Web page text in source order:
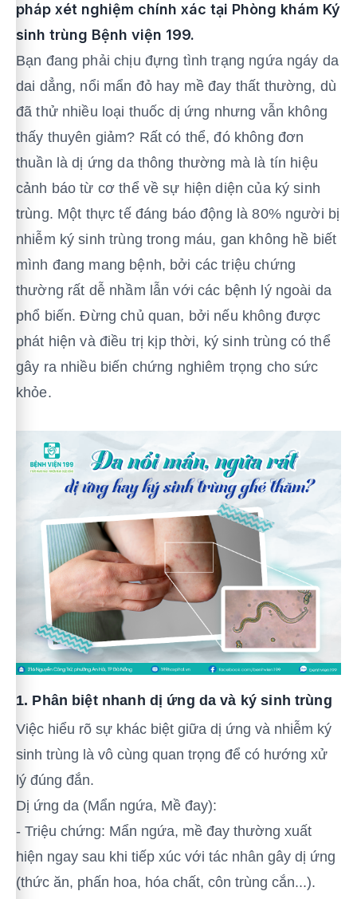
pháp xét nghiệm chính xác tại Phòng khám Ký
sinh trùng Bệnh viện 199.
Bạn đang phải chịu đựng tình trạng ngứa ngáy da
dai dẳng, nổi mẩn đỏ hay mề đay thất thường, dù
đã thử nhiều loại thuốc dị ứng nhưng vẫn không
thấy thuyên giảm? Rất có thể, đó không đơn
thuần là dị ứng da thông thường mà là tín hiệu
cảnh báo từ cơ thể về sự hiện diện của ký sinh
trùng. Một thực tế đáng báo động là 80% người bị
nhiễm ký sinh trùng trong máu, gan không hề biết
mình đang mang bệnh, bởi các triệu chứng
thường rất dễ nhầm lẫn với các bệnh lý ngoài da
phổ biến. Đừng chủ quan, bởi nếu không được
phát hiện và điều trị kịp thời, ký sinh trùng có thể
gây ra nhiều biến chứng nghiêm trọng cho sức
khỏe.
1. Phân biệt nhanh dị ứng da và ký sinh trùng
Việc hiểu rõ sự khác biệt giữa dị ứng và nhiễm ký
sinh trùng là vô cùng quan trọng để có hướng xử
lý đúng đắn.
Dị ứng da (Mẩn ngứa, Mề đay):
- Triệu chứng: Mẩn ngứa, mề đay thường xuất
hiện ngay sau khi tiếp xúc với tác nhân gây dị ứng
(thức ăn, phấn hoa, hóa chất, côn trùng cắn...).